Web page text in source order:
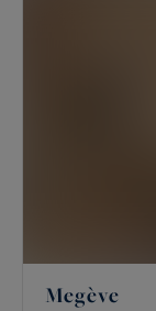
Megève